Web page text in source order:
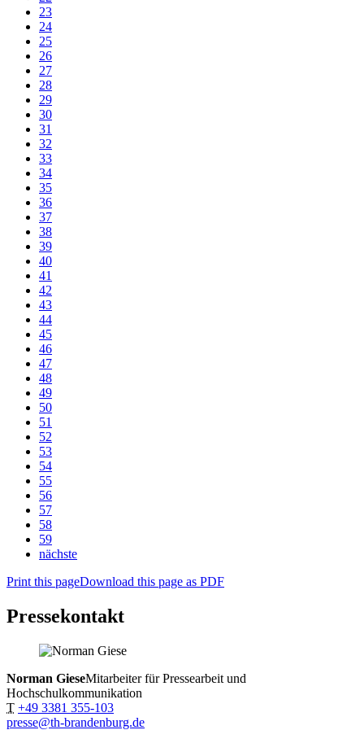
23
24
25
26
27
28
29
30
31
32
33
34
35
36
37
38
39
40
41
42
43
44
45
46
47
48
49
50
51
52
53
54
55
56
57
58
59
nächste
Print this pageDownload this page as PDF
Pressekontakt
Norman GieseMitarbeiter für Pressearbeit und
Hochschulkommunikation
T +49 3381 355-103
presse@th-brandenburg.de